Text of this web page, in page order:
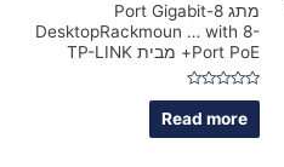
מתג 8-Port Gigabit
DesktopRackmoun … with 8-
Port PoE+ מבית TP-LINK
Rated
out
of
Read more